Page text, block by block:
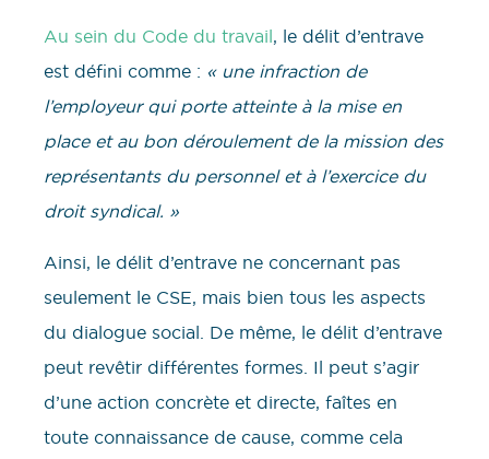
Au sein du Code du travail, le délit d’entrave
est défini comme : « une infraction de
l’employeur qui porte atteinte à la mise en
place et au bon déroulement de la mission des
représentants du personnel et à l’exercice du
droit syndical. »
Ainsi, le délit d’entrave ne concernant pas
seulement le CSE, mais bien tous les aspects
du dialogue social. De même, le délit d’entrave
peut revêtir différentes formes. Il peut s’agir
d’une action concrète et directe, faîtes en
toute connaissance de cause, comme cela